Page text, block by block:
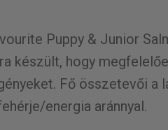
Puppy & Junior
készült, hogy
Fő összetevői a
energia aránnyal.